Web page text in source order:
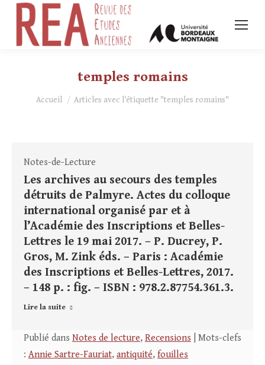
temples romains
Vous êtes ici :
Accueil Articles avec l’étiquette "temples romains"
Notes-de-Lecture
Les archives au secours des temples
détruits de Palmyre. Actes du colloque
international organisé par et à
l’Académie des Inscriptions et Belles-
Lettres le 19 mai 2017. – P. Ducrey, P.
Gros, M. Zink éds. – Paris : Académie
des Inscriptions et Belles-Lettres, 2017.
– 148 p. : fig. – ISBN : 978.2.87754.361.3.
Lire la suite
Publié dans Notes de lecture, Recensions | Mots-clefs
: Annie Sartre-Fauriat, antiquité, fouilles